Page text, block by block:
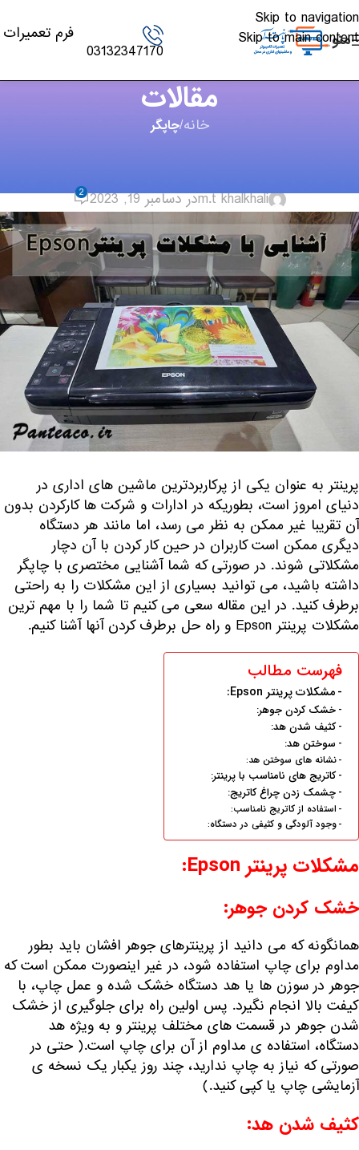
Skip to navigation
Skip to main content
منو
03132347170
فرم تعمیرات
مقالات
خانه/چاپگر
m.t khalkhaliدر دسامبر 19, 2023 2
پرینتر به عنوان یکی از پرکاربردترین ماشین های اداری در
دنیای امروز است، بطوریکه در ادارات و شرکت ها کارکردن بدون
آن تقریبا غیر ممکن به نظر می رسد، اما مانند هر دستگاه
دیگری ممکن است کاربران در حین کار کردن با آن دچار
مشکلاتی شوند. در صورتی که شما آشنایی مختصری با چاپگر
داشته باشید، می توانید بسیاری از این مشکلات را به راحتی
برطرف کنید. در این مقاله سعی می کنیم تا شما را با مهم ترین
مشکلات پرینتر Epson و راه حل برطرف کردن آنها آشنا کنیم.
فهرست مطالب
مشکلات پرینتر Epson:
خشک کردن جوهر:
کثیف شدن هد:
سوختن هد:
نشانه های سوختن هد:
کاتریج های نامناسب با پرینتر:
چشمک زدن چراغ کاتریج:
استفاده از کاتریج نامناسب:
وجود آلودگی و کثیفی در دستگاه:
مشکلات پرینتر Epson:
خشک کردن جوهر:
همانگونه که می دانید از پرینترهای جوهر افشان باید بطور
مداوم برای چاپ استفاده شود، در غیر اینصورت ممکن است که
جوهر در سوزن ها یا هد دستگاه خشک شده و عمل چاپ، با
کیفت بالا انجام نگیرد. پس اولین راه برای جلوگیری از خشک
شدن جوهر در قسمت های مختلف پرینتر و به ویژه هد
دستگاه، استفاده ی مداوم از آن برای چاپ است.( حتی در
صورتی که نیاز به چاپ ندارید، چند روز یکبار یک نسخه ی
آزمایشی چاپ یا کپی کنید.)
کثیف شدن هد: